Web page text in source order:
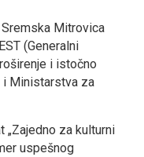
Mitrovica
(Generalni
i istočno
i Ministarstva za
„Zajedno za kulturni
uspešnog